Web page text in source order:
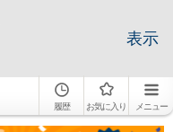
表示
履歴 お気に入り メニュー